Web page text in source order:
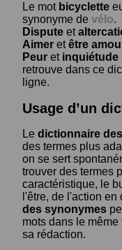
Le mot bicyclette
synonyme de vélo.
Dispute et
Aimer etêtre
Peur et inquiétude
retrouve dans ce
ligne.
Usage d’un
Le dictionnaire
des termes plus
on se sert
trouver des termes
caractéristique, le
l'être, de l'action
des synonymes
mots dans le même
sa rédaction.